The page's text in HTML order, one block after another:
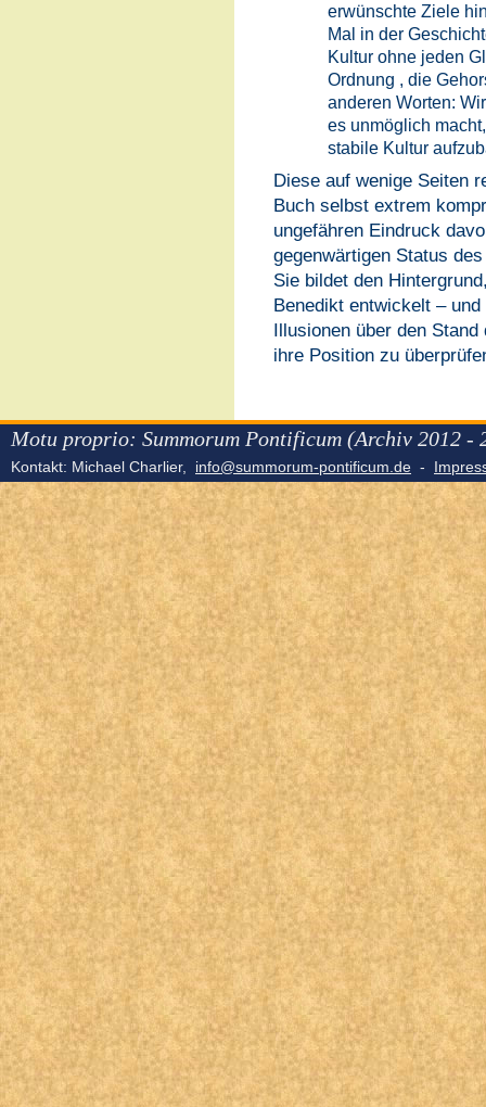
erwünschte Ziele
Mal in der
Kultur ohne jeden
Ordnung , die
anderen Worten:
es unmöglich
stabile Kultur
Diese auf wenige Seiten
Buch selbst extrem
ungefähren Eindruck
gegenwärtigen Status
Sie bildet den
Benedikt entwickelt –
Illusionen über den
ihre Position zu
Motu proprio: Summorum Pontificum (Archiv 2012 -
Kontakt: Michael Charlier, info@summorum-pontificum.de -